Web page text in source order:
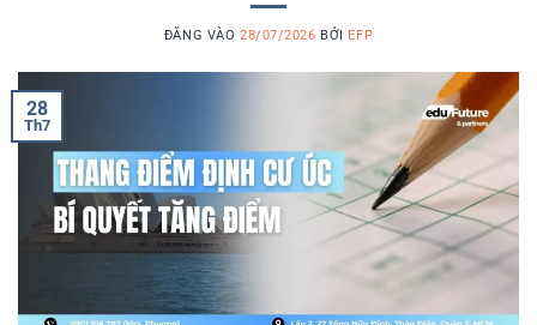
ĐĂNG VÀO 28/07/2026 BỞI EFP
28
Th7